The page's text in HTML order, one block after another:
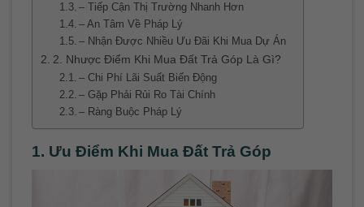
– Tiếp Cận Thị Trường Nhanh Hơn
– An Tâm Về Pháp Lý
– Nhận Được Nhiều Ưu Đãi Khi Mua Dự Án
2. Nhược Điểm Khi Mua Đất Trả Góp Là Gì?
– Chi Phí Lãi Suất Biến Động
– Gặp Phải Rủi Ro Tài Chính
– Ràng Buộc Pháp Lý
1. Ưu Điểm Khi Mua Đất Trả Góp